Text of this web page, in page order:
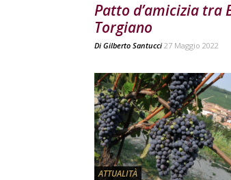
Patto d’amicizia tra
Torgiano
Di Gilberto Santucci 27 Maggio 2022
ATTUALITÀ